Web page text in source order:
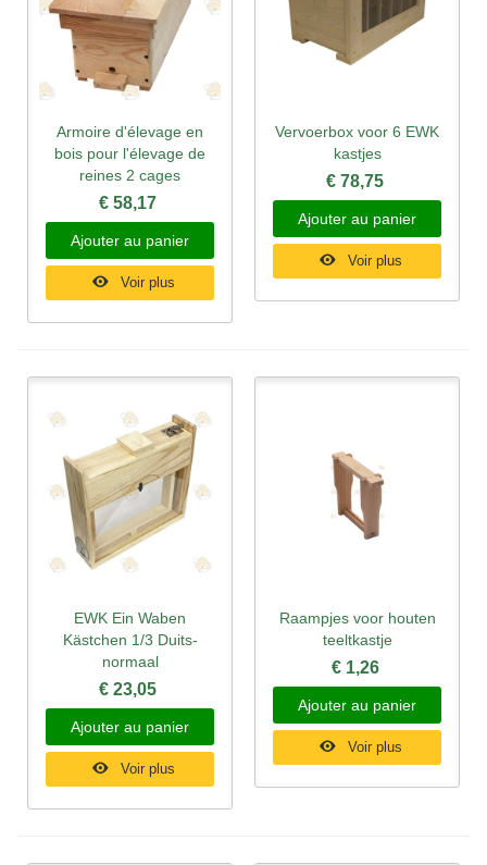
Armoire d'élevage en
bois pour l'élevage de
reines 2 cages
€ 58,17
Ajouter au panier
Voir plus
Vervoerbox voor 6 EWK
kastjes
€ 78,75
Ajouter au panier
Voir plus
EWK Ein Waben
Kästchen 1/3 Duits-
normaal
€ 23,05
Ajouter au panier
Voir plus
Raampjes voor houten
teeltkastje
€ 1,26
Ajouter au panier
Voir plus